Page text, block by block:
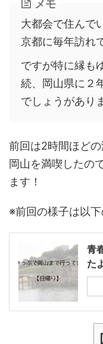
メモ
大都会で住んで
京都に毎年訪れ
ですが特に縁も
続、岡山県に２
でしょうがあり
前回は2時間ほど
岡山を満喫したの
ます！
※前回の様子は以下
青
た